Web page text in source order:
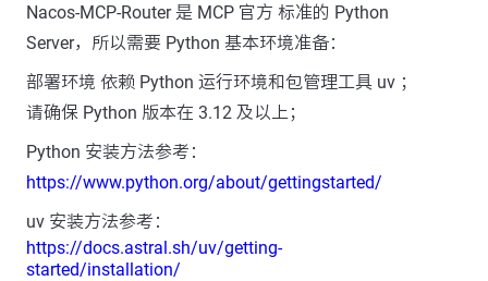
Nacos-MCP-Router 是 MCP 官方 标准的 Python
Server，所以需要 Python 基本环境准备：
部署环境 依赖 Python 运行环境和包管理工具 uv ；
请确保 Python 版本在 3.12 及以上；
Python 安装方法参考：
https://www.python.org/about/gettingstarted/
uv 安装方法参考：
https://docs.astral.sh/uv/getting-
started/installation/